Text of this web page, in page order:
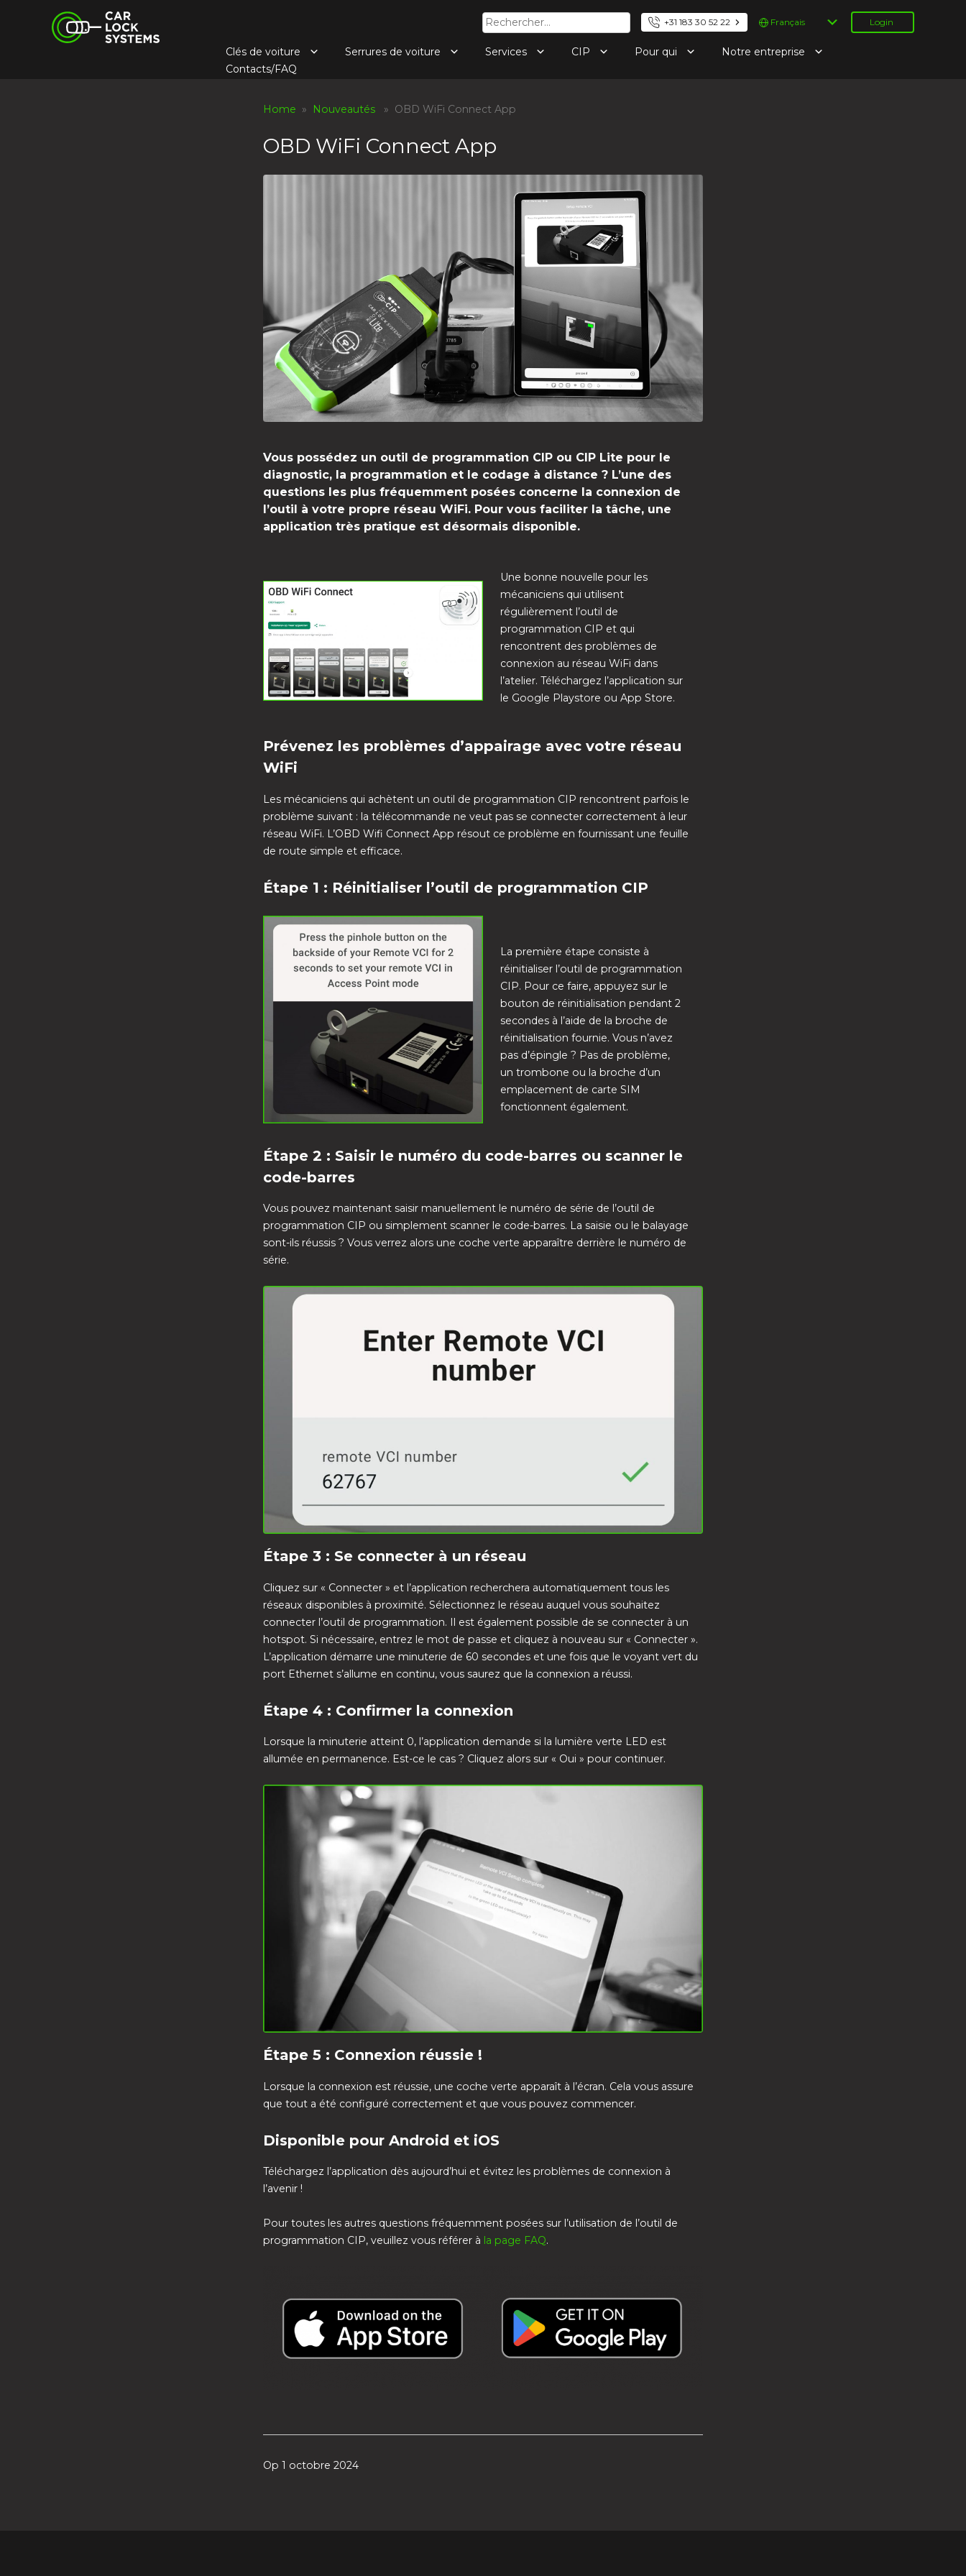
Car Lock Systems Rechercher : +31 183 30 52 22
Choisir
une
Login
Clés de voiture Serrures de voiture Services CIP Pour qui
Notre entreprise
Contacts/FAQ
Home » Nouveautés » OBD WiFi Connect App
OBD WiFi Connect App
Vous possédez un outil de programmation CIP ou CIP Lite pour le
diagnostic, la programmation et le codage à distance ? L’une des
questions les plus fréquemment posées concerne la connexion de
l’outil à votre propre réseau WiFi. Pour vous faciliter la tâche, une
application très pratique est désormais disponible.
Une bonne nouvelle pour les
mécaniciens qui utilisent
régulièrement l’outil de
programmation CIP et qui
rencontrent des problèmes de
connexion au réseau WiFi dans
l’atelier. Téléchargez l’application sur
le Google Playstore ou App Store.
Prévenez les problèmes d’appairage avec votre réseau
WiFi
Les mécaniciens qui achètent un outil de programmation CIP rencontrent parfois le
problème suivant : la télécommande ne veut pas se connecter correctement à leur
réseau WiFi. L’OBD Wifi Connect App résout ce problème en fournissant une feuille
de route simple et efficace.
Étape 1 : Réinitialiser l’outil de programmation CIP
La première étape consiste à
réinitialiser l’outil de programmation
CIP. Pour ce faire, appuyez sur le
bouton de réinitialisation pendant 2
secondes à l’aide de la broche de
réinitialisation fournie. Vous n’avez
pas d’épingle ? Pas de problème,
un trombone ou la broche d’un
emplacement de carte SIM
fonctionnent également.
Étape 2 : Saisir le numéro du code-barres ou scanner le
code-barres
Vous pouvez maintenant saisir manuellement le numéro de série de l’outil de
programmation CIP ou simplement scanner le code-barres. La saisie ou le balayage
sont-ils réussis ? Vous verrez alors une coche verte apparaître derrière le numéro de
série.
Étape 3 : Se connecter à un réseau
Cliquez sur « Connecter » et l’application recherchera automatiquement tous les
réseaux disponibles à proximité. Sélectionnez le réseau auquel vous souhaitez
connecter l’outil de programmation. Il est également possible de se connecter à un
hotspot. Si nécessaire, entrez le mot de passe et cliquez à nouveau sur « Connecter ».
L’application démarre une minuterie de 60 secondes et une fois que le voyant vert du
port Ethernet s’allume en continu, vous saurez que la connexion a réussi.
Étape 4 : Confirmer la connexion
Lorsque la minuterie atteint 0, l’application demande si la lumière verte LED est
allumée en permanence. Est-ce le cas ? Cliquez alors sur « Oui » pour continuer.
Étape 5 : Connexion réussie !
Lorsque la connexion est réussie, une coche verte apparaît à l’écran. Cela vous assure
que tout a été configuré correctement et que vous pouvez commencer.
Disponible pour Android et iOS
Téléchargez l’application dès aujourd’hui et évitez les problèmes de connexion à
l’avenir !
Pour toutes les autres questions fréquemment posées sur l’utilisation de l’outil de
programmation CIP, veuillez vous référer à la page FAQ.
Op 1 octobre 2024